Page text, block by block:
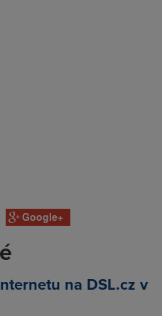
Google+
na DSL.cz v